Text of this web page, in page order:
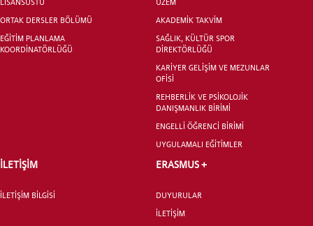
LİSANSÜSTÜ
ORTAK DERSLER BÖLÜMÜ
EĞİTİM PLANLAMA
KOORDİNATÖRLÜĞÜ
UZEM
AKADEMİK TAKVİM
SAĞLIK, KÜLTÜR SPOR
DİREKTÖRLÜĞÜ
KARİYER GELİŞİM VE MEZUNLAR
OFİSİ
REHBERLİK VE PSİKOLOJİK
DANIŞMANLIK BİRİMİ
ENGELLİ ÖĞRENCİ BİRİMİ
UYGULAMALI EĞİTİMLER
İLETİŞİM
İLETİŞİM BİLGİSİ
ERASMUS +
DUYURULAR
İLETİŞİM